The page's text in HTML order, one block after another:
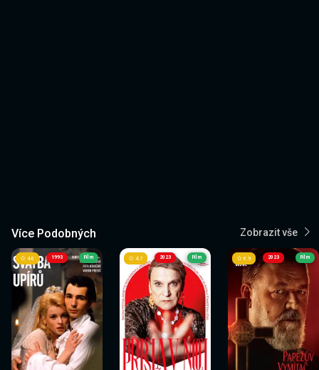
Více Podobných Zobrazit vše
1993
Sledovat
4.6 Film
Sledovat
2023
Sledovat
4.7 Film
Sledovat
2023
Sledovat
6.9 Film
Sledovat